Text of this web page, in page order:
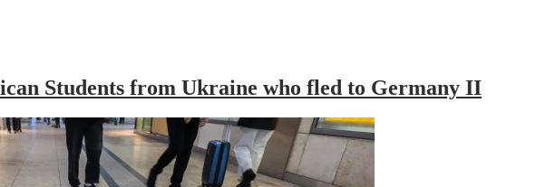
Students from Ukraine who fled to Germany II